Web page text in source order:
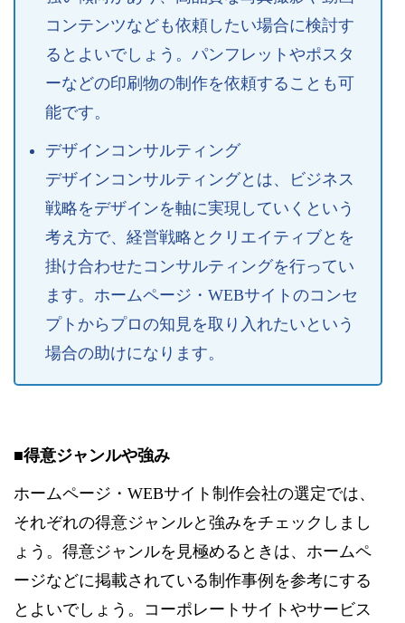
コンテンツなども依頼したい場合に検討す
るとよいでしょう。パンフレットやポスタ
ーなどの印刷物の制作を依頼することも可
能です。
デザインコンサルティング
デザインコンサルティングとは、ビジネス
戦略をデザインを軸に実現していくという
考え方で、経営戦略とクリエイティブとを
掛け合わせたコンサルティングを行ってい
ます。ホームページ・WEBサイトのコンセ
プトからプロの知見を取り入れたいという
場合の助けになります。
■得意ジャンルや強み
ホームページ・WEBサイト制作会社の選定では、
それぞれの得意ジャンルと強みをチェックしまし
ょう。得意ジャンルを見極めるときは、ホームペ
ージなどに掲載されている制作事例を参考にする
とよいでしょう。コーポレートサイトやサービス